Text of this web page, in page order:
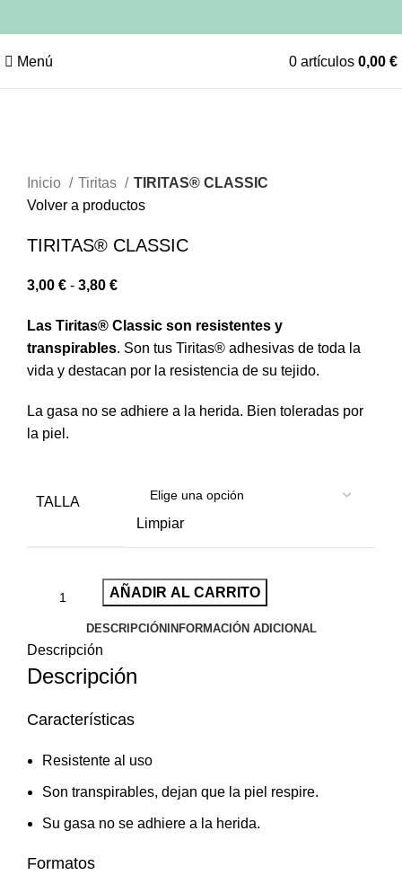
Menú 0 artículos 0,00 €
Inicio
Tiritas
TIRITAS® CLASSIC
Volver a productos
TIRITAS® CLASSIC
3,00 € - 3,80 €
Las Tiritas® Classic son resistentes y
transpirables. Son tus Tiritas® adhesivas de toda la
vida y destacan por la resistencia de su tejido.
La gasa no se adhiere a la herida. Bien toleradas por
la piel.
TALLA
Limpiar
AÑADIR AL CARRITO
DESCRIPCIÓN INFORMACIÓN ADICIONAL
Descripción
Descripción
Características
Resistente al uso
Son transpirables, dejan que la piel respire.
Su gasa no se adhiere a la herida.
Formatos